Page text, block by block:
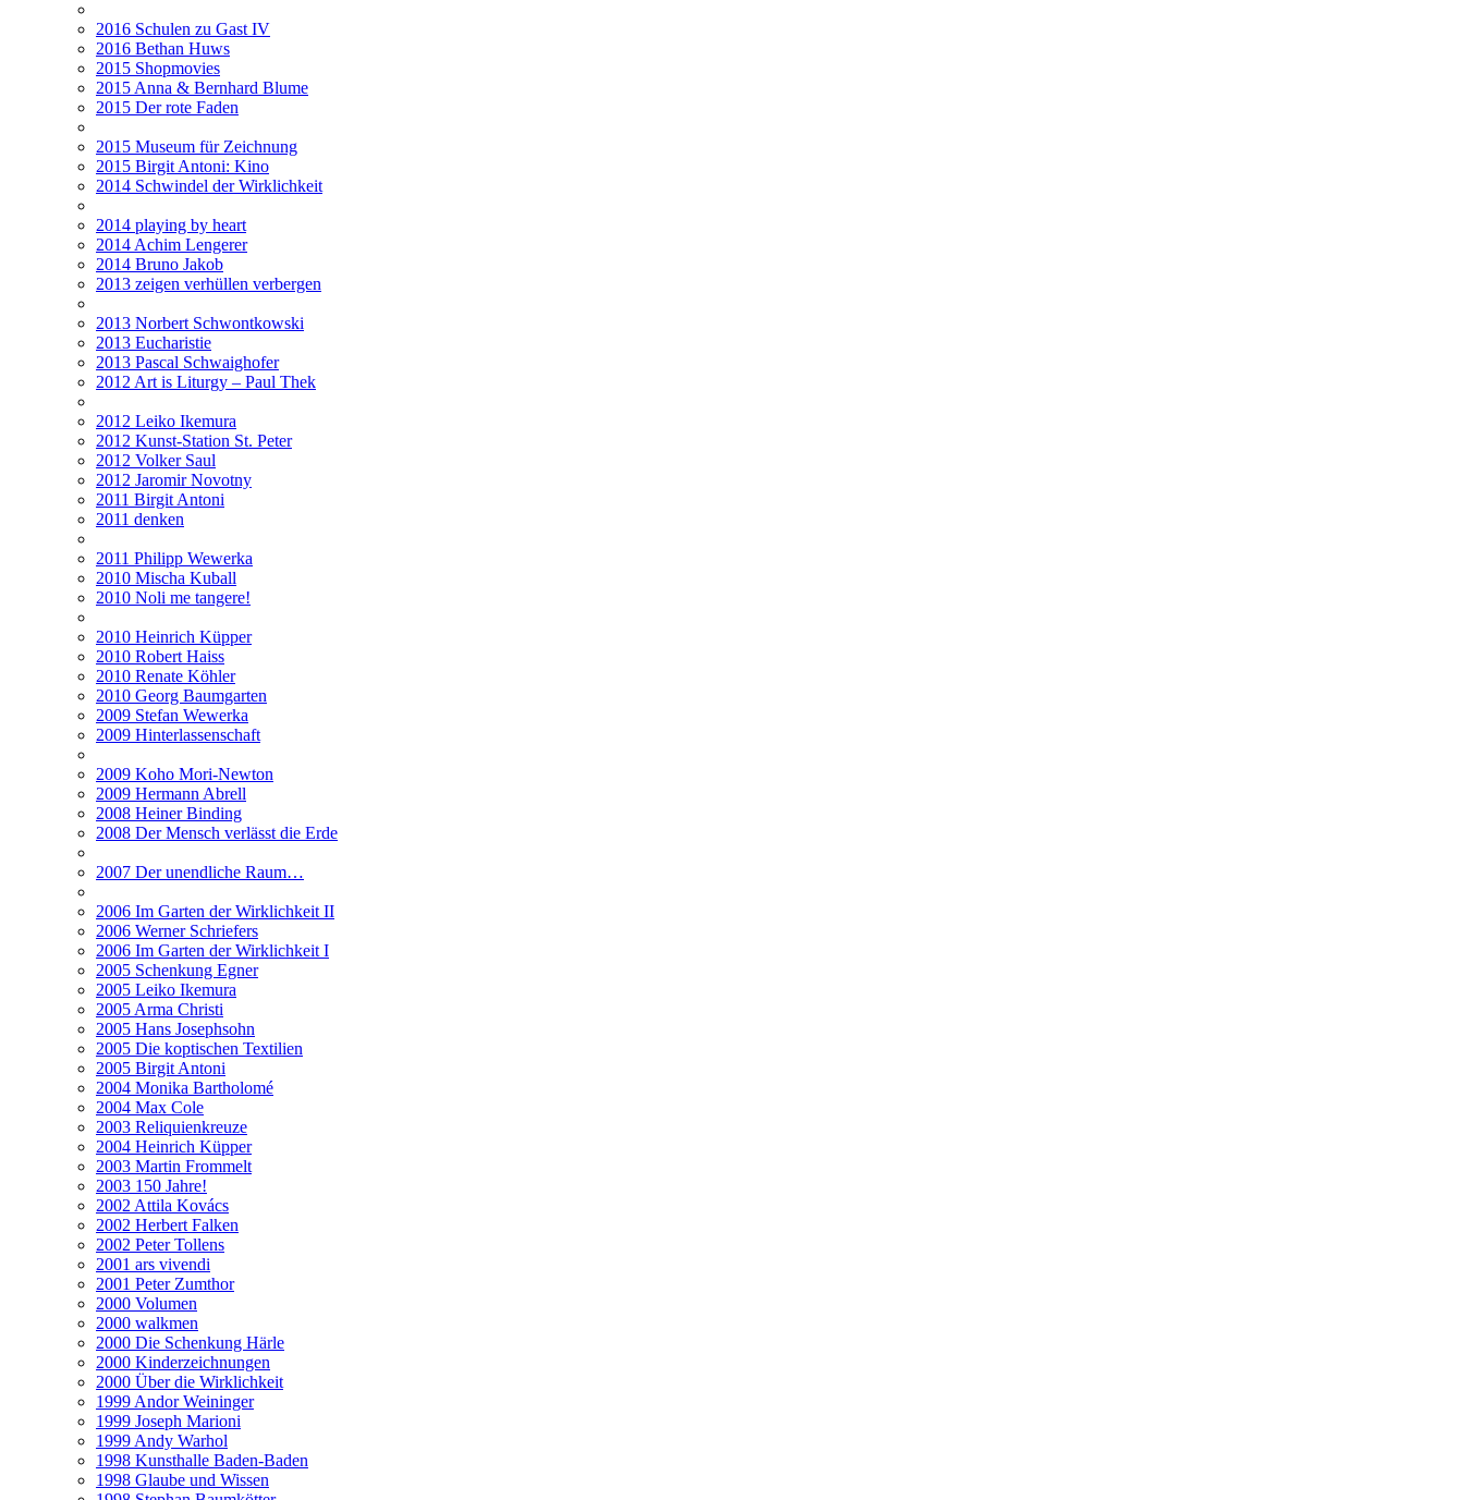
2016 Schulen zu Gast IV
2016 Bethan Huws
2015 Shopmovies
2015 Anna & Bernhard Blume
2015 Der rote Faden
2015 Museum für Zeichnung
2015 Birgit Antoni: Kino
2014 Schwindel der Wirklichkeit
2014 playing by heart
2014 Achim Lengerer
2014 Bruno Jakob
2013 zeigen verhüllen verbergen
2013 Norbert Schwontkowski
2013 Eucharistie
2013 Pascal Schwaighofer
2012 Art is Liturgy – Paul Thek
2012 Leiko Ikemura
2012 Kunst-Station St. Peter
2012 Volker Saul
2012 Jaromir Novotny
2011 Birgit Antoni
2011 denken
2011 Philipp Wewerka
2010 Mischa Kuball
2010 Noli me tangere!
2010 Heinrich Küpper
2010 Robert Haiss
2010 Renate Köhler
2010 Georg Baumgarten
2009 Stefan Wewerka
2009 Hinterlassenschaft
2009 Koho Mori-Newton
2009 Hermann Abrell
2008 Heiner Binding
2008 Der Mensch verlässt die Erde
2007 Der unendliche Raum…
2006 Im Garten der Wirklichkeit II
2006 Werner Schriefers
2006 Im Garten der Wirklichkeit I
2005 Schenkung Egner
2005 Leiko Ikemura
2005 Arma Christi
2005 Hans Josephsohn
2005 Die koptischen Textilien
2005 Birgit Antoni
2004 Monika Bartholomé
2004 Max Cole
2003 Reliquienkreuze
2004 Heinrich Küpper
2003 Martin Frommelt
2003 150 Jahre!
2002 Attila Kovács
2002 Herbert Falken
2002 Peter Tollens
2001 ars vivendi
2001 Peter Zumthor
2000 Volumen
2000 walkmen
2000 Die Schenkung Härle
2000 Kinderzeichnungen
2000 Über die Wirklichkeit
1999 Andor Weininger
1999 Joseph Marioni
1999 Andy Warhol
1998 Kunsthalle Baden-Baden
1998 Glaube und Wissen